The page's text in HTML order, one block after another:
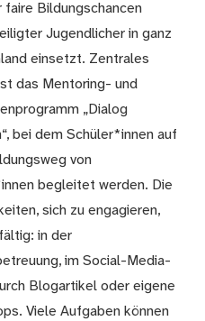
faire Bildungschancen
Jugendlicher in ganz
einsetzt. Zentrales
das Mentoring- und
„Dialog
bei dem Schüler*innen auf
von
begleitet werden. Die
sich zu engagieren,
in der
im Social-Media-
Blogartikel oder eigene
Viele Aufgaben können